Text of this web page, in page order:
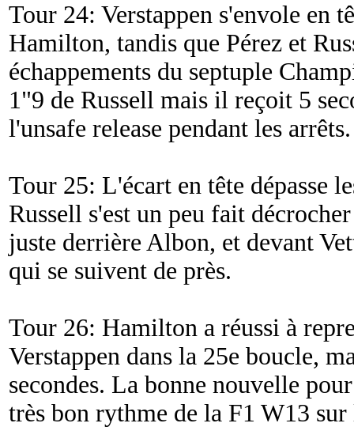
Tour 24: Verstappen s'envole en
Hamilton, tandis que Pérez et
échappements du septuple
1"9 de Russell mais il reçoit 5
l'unsafe release pendant les arrêts.
Tour 25: L'écart en tête dépasse
Russell s'est un peu fait
juste derrière Albon, et devant
qui se suivent de près.
Tour 26: Hamilton a réussi à
Verstappen dans la 25e boucle,
secondes. La bonne nouvelle
très bon rythme de la F1 W13